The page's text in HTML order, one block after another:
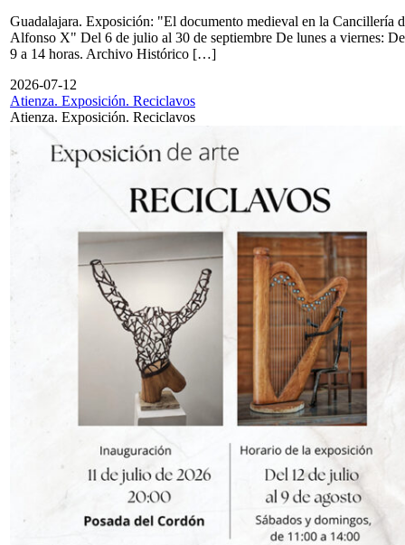
Guadalajara. Exposición: "El documento medieval en la Cancillería
Alfonso X" Del 6 de julio al 30 de septiembre De lunes a viernes: De
9 a 14 horas. Archivo Histórico […]
2026-07-12
Atienza. Exposición. Reciclavos
Atienza. Exposición. Reciclavos